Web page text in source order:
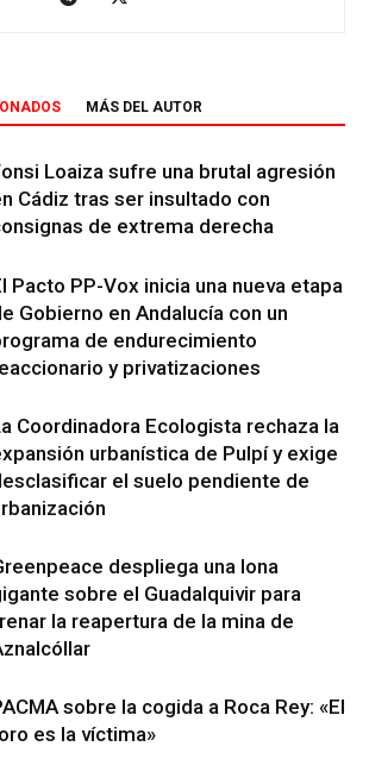
MÁS DEL AUTOR
Loaiza sufre una brutal agresión
Cádiz tras ser insultado con
de extrema derecha
Pacto PP-Vox inicia una nueva etapa
Gobierno en Andalucía con un
de endurecimiento
y privatizaciones
Coordinadora Ecologista rechaza la
urbanística de Pulpí y exige
el suelo pendiente de
despliega una lona
sobre el Guadalquivir para
la reapertura de la mina de
sobre la cogida a Roca Rey: «El
es la víctima»